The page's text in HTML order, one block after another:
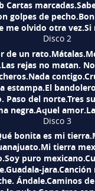
Cartas
golpes de
me olvido otra
Disco 2
de un
rejas no matan.
estampa.El
del norte.Tres
negra.Aquel
Disco 3
bonita es mi
tierra
puro
Ándale.Caminos